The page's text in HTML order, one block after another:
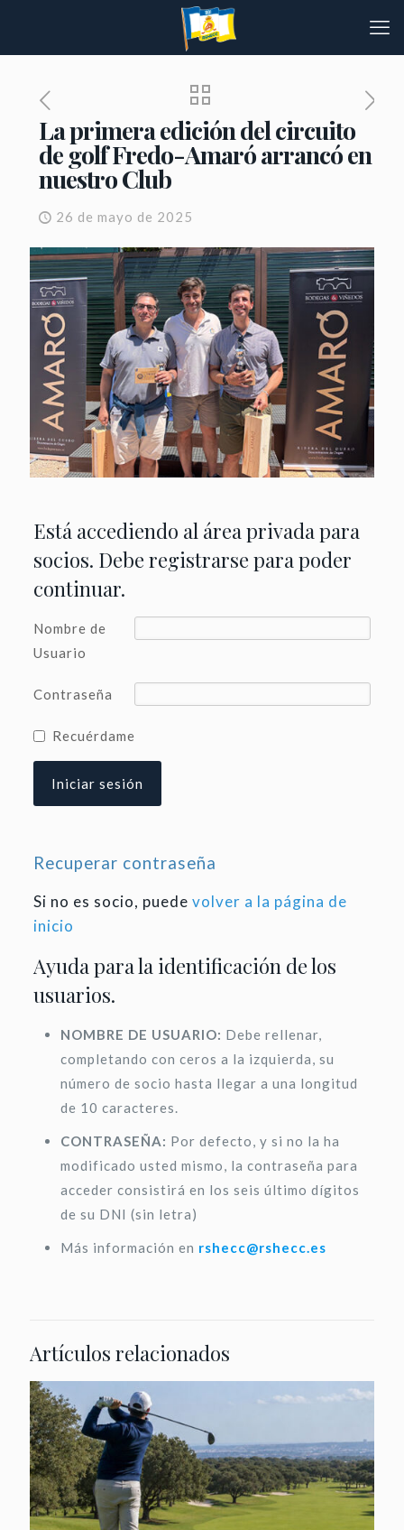
La primera edición del circuito
de golf Fredo-Amaró arrancó en
nuestro Club
26 de mayo de 2025
Está accediendo al área privada para
socios. Debe registrarse para poder
continuar.
Nombre de
Usuario
Contraseña
Recuérdame
Recuperar contraseña
Si no es socio, puede volver a la página de
inicio
Ayuda para la identificación de los
usuarios.
NOMBRE DE USUARIO: Debe rellenar,
completando con ceros a la izquierda, su
número de socio hasta llegar a una longitud
de 10 caracteres.
CONTRASEÑA: Por defecto, y si no la ha
modificado usted mismo, la contraseña para
acceder consistirá en los seis último dígitos
de su DNI (sin letra)
Más información en rshecc@rshecc.es
Artículos relacionados